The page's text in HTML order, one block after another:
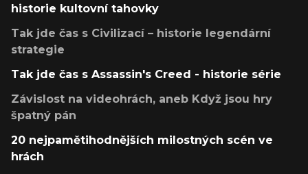
historie kultovní tahovky
Tak jde čas s Civilizací – historie legendární
strategie
Tak jde čas s Assassin's Creed - historie série
Závislost na videohrách, aneb Když jsou hry
špatný pán
20 nejpamětihodnějších milostných scén ve
hrách